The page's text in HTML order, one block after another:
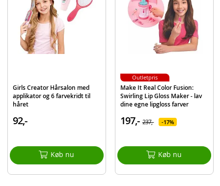
Mål æske: 31 x 26 x 6 cm (HxBxD)
Alder: fra 5 år
Produktdetaljer
Model
Girls Creator
Girls Creator Hårsalon med
applikator og 6 farvekridt til
håret
92,-
Køb nu
Make It Real Color Fusion:
Swirling Lip Gloss Maker - lav
dine egne lipgloss farver
197,- 237,- 17%
Køb nu
Outletpris